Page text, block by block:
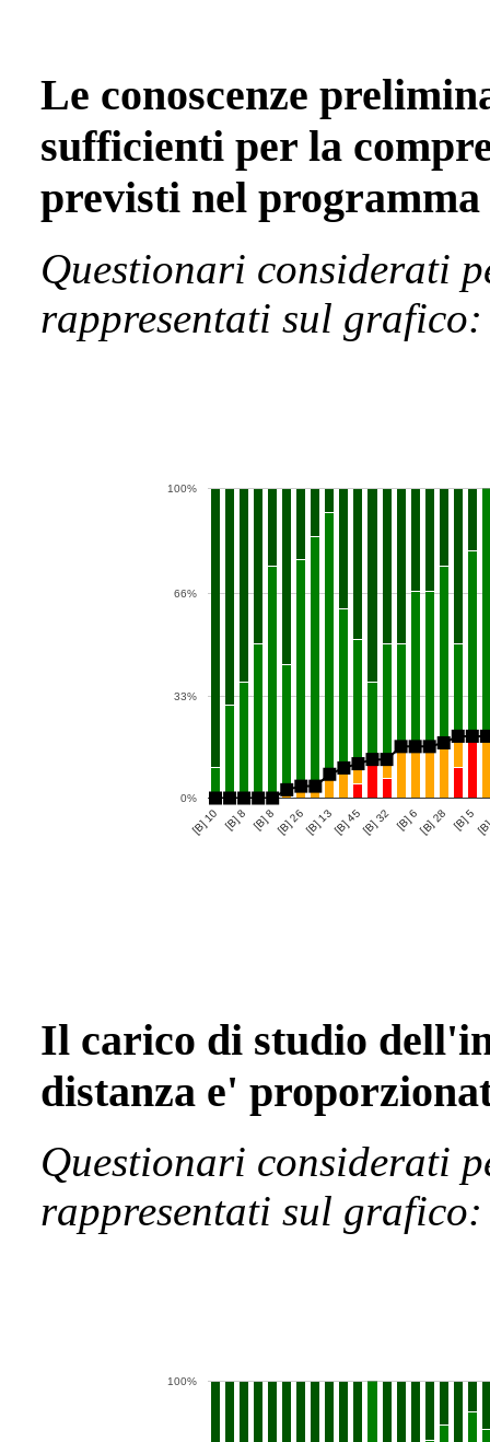
Le conoscenze
sufficienti per la
previsti nel programma
Questionari considerati
rappresentati sul
[B] 10 [B] 8 [B] 8[B] 26[B] 13[B] 45[B] 32 [B] 6[B] 28 [B] 5
0%
33%
66%
100%
Il carico di studio
distanza e'
Questionari considerati
rappresentati sul
100%